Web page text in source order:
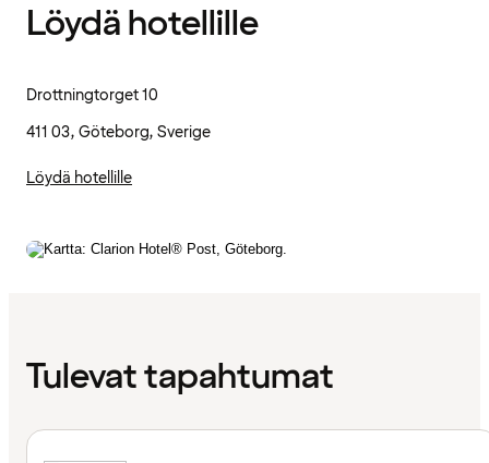
Löydä hotellille
Drottningtorget 10
411 03, Göteborg, Sverige
Löydä hotellille
Tulevat tapahtumat